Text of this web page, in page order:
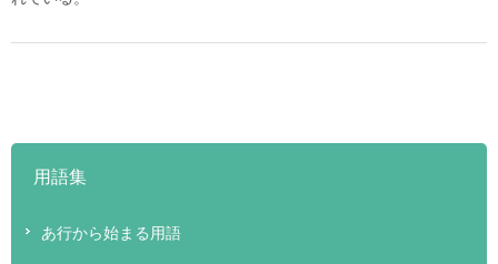
用語集
あ行から始まる用語